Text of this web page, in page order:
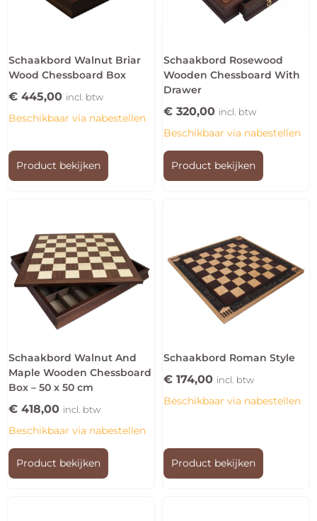
Schaakbord Walnut Briar
Wood Chessboard Box
€ 445,00 incl. btw
Beschikbaar via nabestellen
Product bekijken
Schaakbord Rosewood
Wooden Chessboard With
Drawer
€ 320,00 incl. btw
Beschikbaar via nabestellen
Product bekijken
Schaakbord Walnut And
Maple Wooden Chessboard
Box – 50 x 50 cm
€ 418,00 incl. btw
Beschikbaar via nabestellen
Product bekijken
Schaakbord Roman Style
€ 174,00 incl. btw
Beschikbaar via nabestellen
Product bekijken